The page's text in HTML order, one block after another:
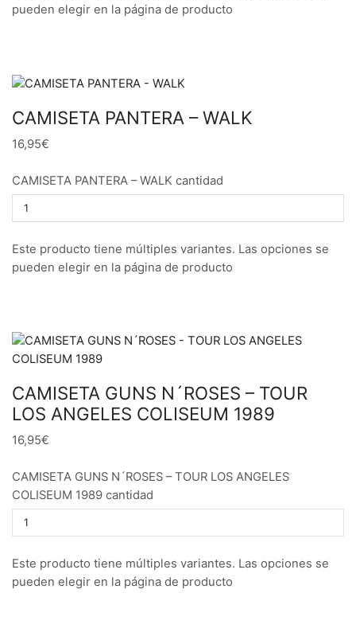
pueden elegir en la página de producto
CAMISETA PANTERA – WALK
16,95€
CAMISETA PANTERA – WALK cantidad
Este producto tiene múltiples variantes. Las opciones se
pueden elegir en la página de producto
CAMISETA GUNS N´ROSES – TOUR
LOS ANGELES COLISEUM 1989
16,95€
CAMISETA GUNS N´ROSES – TOUR LOS ANGELES
COLISEUM 1989 cantidad
Este producto tiene múltiples variantes. Las opciones se
pueden elegir en la página de producto